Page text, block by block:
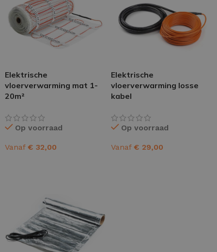
Elektrische
vloerverwarming mat 1-
20m²
Op voorraad
Vanaf € 32,00
Elektrische
vloerverwarming losse
kabel
Op voorraad
Vanaf € 29,00